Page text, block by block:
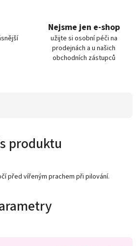
Nejsme jen e-shop
užijte si osobní péči na
prodejnách a u našich
obchodních zástupců
produktu
před vířeným prachem při pilování.